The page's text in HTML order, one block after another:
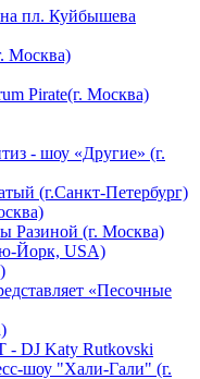
пл. Куйбышева
Москва)
Pirate(г. Москва)
- шоу «Другие» (г.
(г.Санкт-Петербург)
Разиной (г. Москва)
Йорк, USA)
«Песочные
DJ Katy Rutkovski
шоу "Хали-Гали" (г.